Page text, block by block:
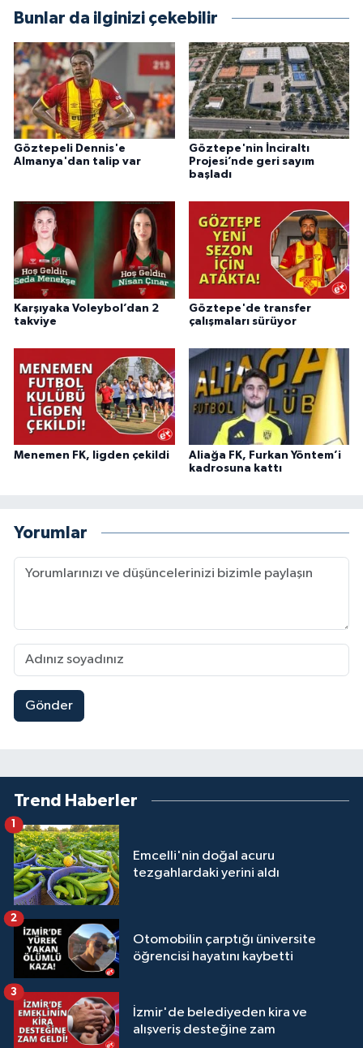
Bunlar da ilginizi çekebilir
Göztepeli Dennis'e
Almanya'dan talip var
Göztepe'nin İnciraltı
Projesi’nde geri sayım
başladı
Karşıyaka Voleybol’dan 2
takviye
Göztepe'de transfer
çalışmaları sürüyor
Menemen FK, ligden çekildi
Aliağa FK, Furkan Yöntem’i
kadrosuna kattı
Yorumlar
Gönder
Trend Haberler
Emcelli'nin doğal acuru
tezgahlardaki yerini aldı
Otomobilin çarptığı üniversite
öğrencisi hayatını kaybetti
2
İzmir'de belediyeden kira ve
alışveriş desteğine zam
3